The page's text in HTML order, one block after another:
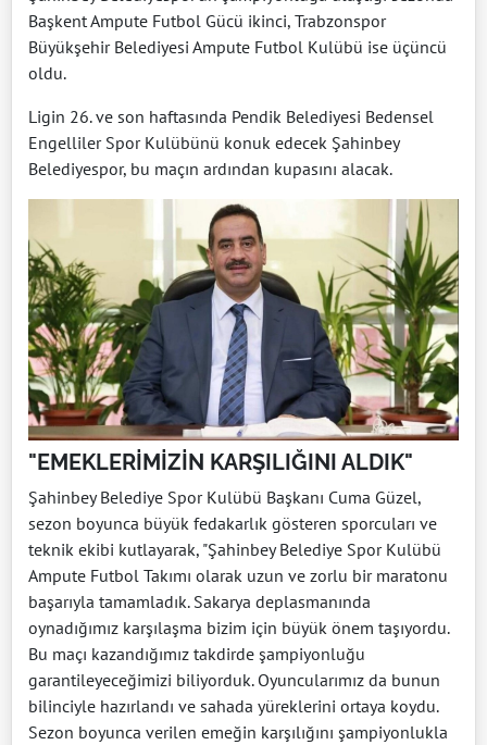
Başkent Ampute Futbol Gücü ikinci, Trabzonspor
Büyükşehir Belediyesi Ampute Futbol Kulübü ise üçüncü
oldu.
Ligin 26. ve son haftasında Pendik Belediyesi Bedensel
Engelliler Spor Kulübünü konuk edecek Şahinbey
Belediyespor, bu maçın ardından kupasını alacak.
"EMEKLERİMİZİN KARŞILIĞINI ALDIK"
Şahinbey Belediye Spor Kulübü Başkanı Cuma Güzel,
sezon boyunca büyük fedakarlık gösteren sporcuları ve
teknik ekibi kutlayarak, "Şahinbey Belediye Spor Kulübü
Ampute Futbol Takımı olarak uzun ve zorlu bir maratonu
başarıyla tamamladık. Sakarya deplasmanında
oynadığımız karşılaşma bizim için büyük önem taşıyordu.
Bu maçı kazandığımız takdirde şampiyonluğu
garantileyeceğimizi biliyorduk. Oyuncularımız da bunun
bilinciyle hazırlandı ve sahada yüreklerini ortaya koydu.
Sezon boyunca verilen emeğin karşılığını şampiyonlukla